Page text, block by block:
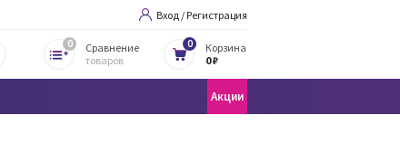
Вход / Регистрация
0
Сравнение
товаров
0
Корзина
0 ₽
Акции